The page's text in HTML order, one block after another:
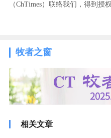
（ChTimes）联络我们，得到授
牧者之窗
相关文章